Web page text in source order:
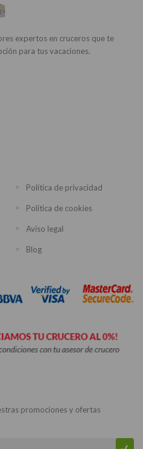
expertos en cruceros que te
para tus vacaciones.
Política de privacidad
Política de cookies
Aviso legal
Blog
promociones y ofertas